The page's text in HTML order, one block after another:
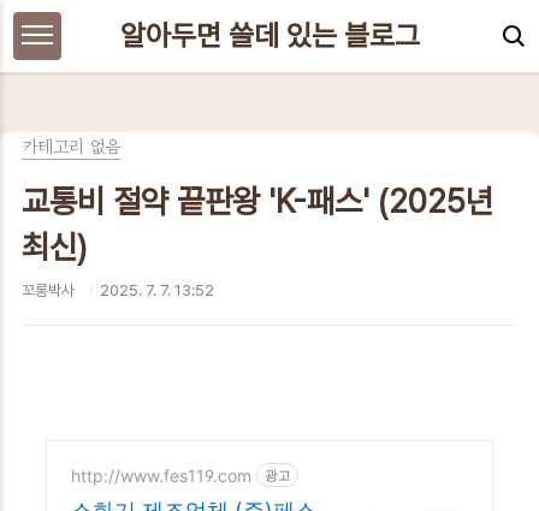
본문 바로가기
알아두면 쓸데 있는 블로그
카테고리 없음
교통비 절약 끝판왕 'K-패스' (2025년
최신)
꼬롱박사 2025. 7. 7. 13:52
http://www.fes119.com 광고